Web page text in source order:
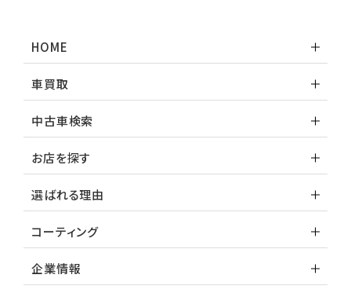
HOME
車買取
中古車検索
お店を探す
選ばれる理由
コーティング
企業情報